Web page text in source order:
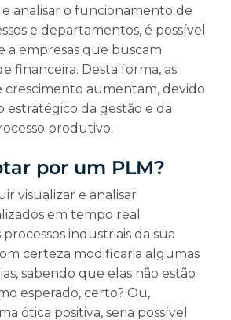
analisar o funcionamento de
e departamentos, é possível
a empresas que buscam
financeira. Desta forma, as
crescimento aumentam, devido
estratégico da gestão e da
produtivo.
por um PLM?
visualizar e analisar
em tempo real
industriais da sua
certeza modificaria algumas
sabendo que elas não estão
esperado, certo? Ou,
ótica positiva, seria possível